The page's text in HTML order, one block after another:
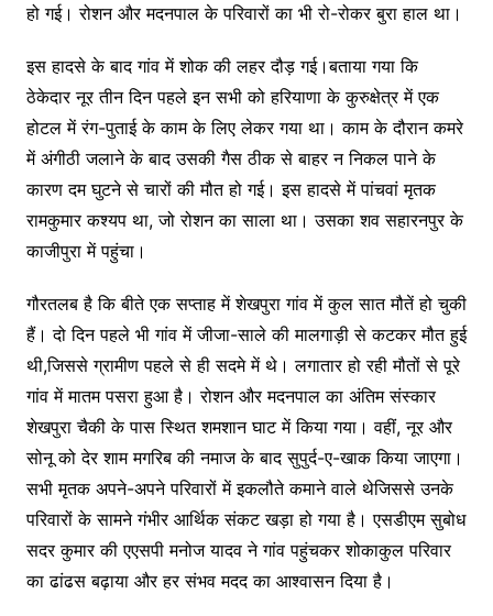
हो गई। रोशन और मदनपाल के परिवारों का भी रो-रोकर बुरा हाल था।
इस हादसे के बाद गांव में शोक की लहर दौड़ गई।बताया गया कि
ठेकेदार नूर तीन दिन पहले इन सभी को हरियाणा के कुरुक्षेत्र में एक
होटल में रंग-पुताई के काम के लिए लेकर गया था। काम के दौरान कमरे
में अंगीठी जलाने के बाद उसकी गैस ठीक से बाहर न निकल पाने के
कारण दम घुटने से चारों की मौत हो गई। इस हादसे में पांचवां मृतक
रामकुमार कश्यप था, जो रोशन का साला था। उसका शव सहारनपुर के
काजीपुरा में पहुंचा।
गौरतलब है कि बीते एक सप्ताह में शेखपुरा गांव में कुल सात मौतें हो चुकी
हैं। दो दिन पहले भी गांव में जीजा-साले की मालगाड़ी से कटकर मौत हुई
थी,जिससे ग्रामीण पहले से ही सदमे में थे। लगातार हो रही मौतों से पूरे
गांव में मातम पसरा हुआ है। रोशन और मदनपाल का अंतिम संस्कार
शेखपुरा चैकी के पास स्थित शमशान घाट में किया गया। वहीं, नूर और
सोनू को देर शाम मगरिब की नमाज के बाद सुपुर्द-ए-खाक किया जाएगा।
सभी मृतक अपने-अपने परिवारों में इकलौते कमाने वाले थेजिससे उनके
परिवारों के सामने गंभीर आर्थिक संकट खड़ा हो गया है। एसडीएम सुबोध
सदर कुमार की एएसपी मनोज यादव ने गांव पहुंचकर शोकाकुल परिवार
का ढांढस बढ़ाया और हर संभव मदद का आश्वासन दिया है।